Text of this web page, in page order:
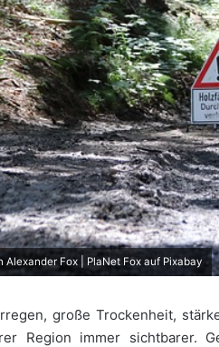
Alexander Fox | PlaNet Fox auf Pixabay
große Trockenheit,
Region immer sichtbarer.